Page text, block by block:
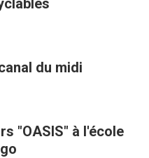
du midi
"OASIS" à l'école